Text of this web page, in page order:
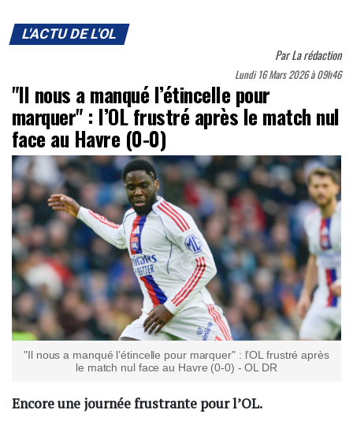
L'ACTU DE L'OL
ParLa rédaction
Lundi 16 Mars 2026 à 09h46
"Il nous a manqué l’étincelle pour
marquer" : l’OL frustré après le match nul
face au Havre (0-0)
"Il nous a manqué l’étincelle pour marquer" : l’OL frustré après
le match nul face au Havre (0-0) - OL DR
Encore une journée frustrante pour l’OL.